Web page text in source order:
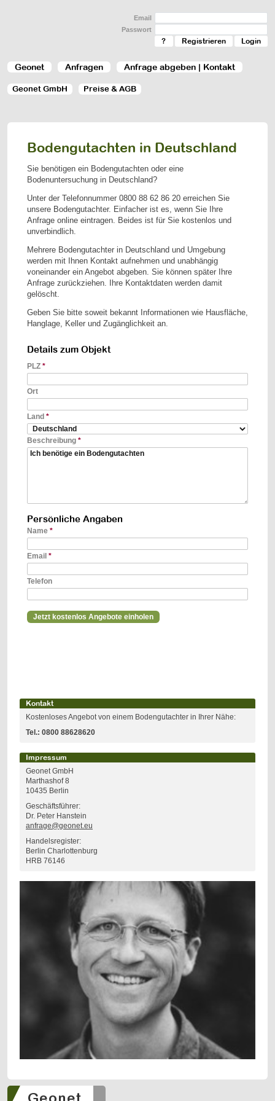
Geonet Anfragen Anfrage abgeben | Kontakt
Email
Passwort
? Registrieren
Geonet GmbH Preise & AGB
Bodengutachten in Deutschland
Sie benötigen ein Bodengutachten oder eine
Bodenuntersuchung in Deutschland?
Unter der Telefonnummer 0800 88 62 86 20 erreichen Sie
unsere Bodengutachter. Einfacher ist es, wenn Sie Ihre
Anfrage online eintragen. Beides ist für Sie kostenlos und
unverbindlich.
Mehrere Bodengutachter in Deutschland und Umgebung
werden mit Ihnen Kontakt aufnehmen und unabhängig
voneinander ein Angebot abgeben. Sie können später Ihre
Anfrage zurückziehen. Ihre Kontaktdaten werden damit
gelöscht.
Geben Sie bitte soweit bekannt Informationen wie Hausfläche,
Hanglage, Keller und Zugänglichkeit an.
Details zum Objekt
PLZ *
Ort
Land *
Beschreibung *
Persönliche Angaben
Name *
Email *
Telefon
Kontakt
Kostenloses Angebot von einem Bodengutachter in Ihrer Nähe:
Tel.: 0800 88628620
Impressum
Geonet GmbH
Marthashof 8
10435 Berlin
Geschäftsführer:
Dr. Peter Hanstein
anfrage@geonet.eu
Handelsregister:
Berlin Charlottenburg
HRB 76146